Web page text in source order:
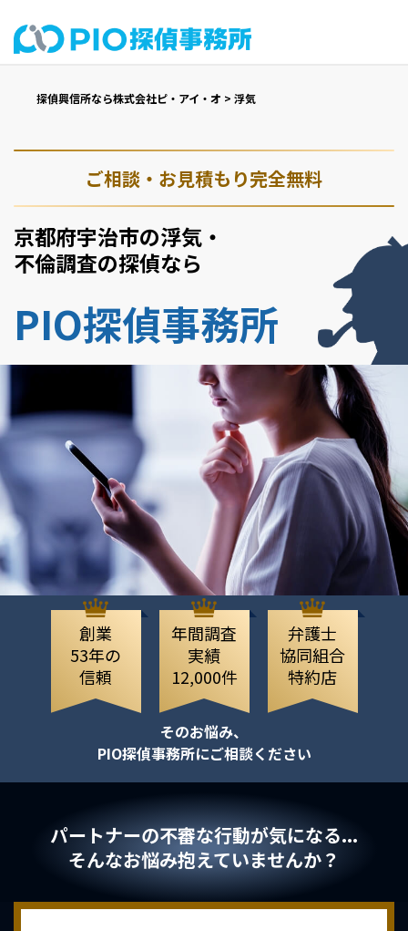
探偵興信所なら株式会社ピ・アイ・オ > 浮気
ご相談・お見積もり完全無料
京都府宇治市の浮気・
不倫調査の探偵なら
PIO探偵事務所
創業
53年の
信頼
年間調査
実績
12,000件
弁護士
協同組合
特約店
そのお悩み、
PIO探偵事務所にご相談ください
パートナーの不審な行動が気になる...
そんなお悩み抱えていませんか？